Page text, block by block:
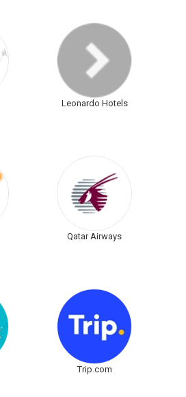
Leonardo Hotels
Qatar Airways
Trip.com